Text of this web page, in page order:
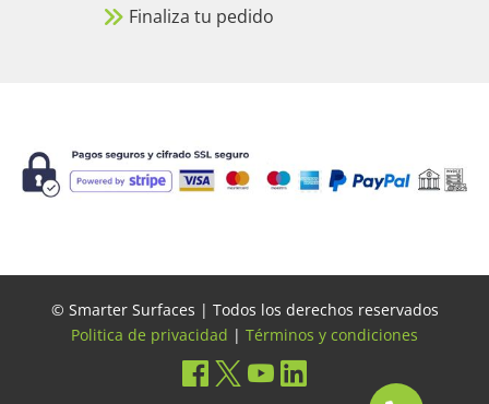
Finaliza tu pedido
© Smarter Surfaces | Todos los derechos reservados
Politica de privacidad | Términos y condiciones